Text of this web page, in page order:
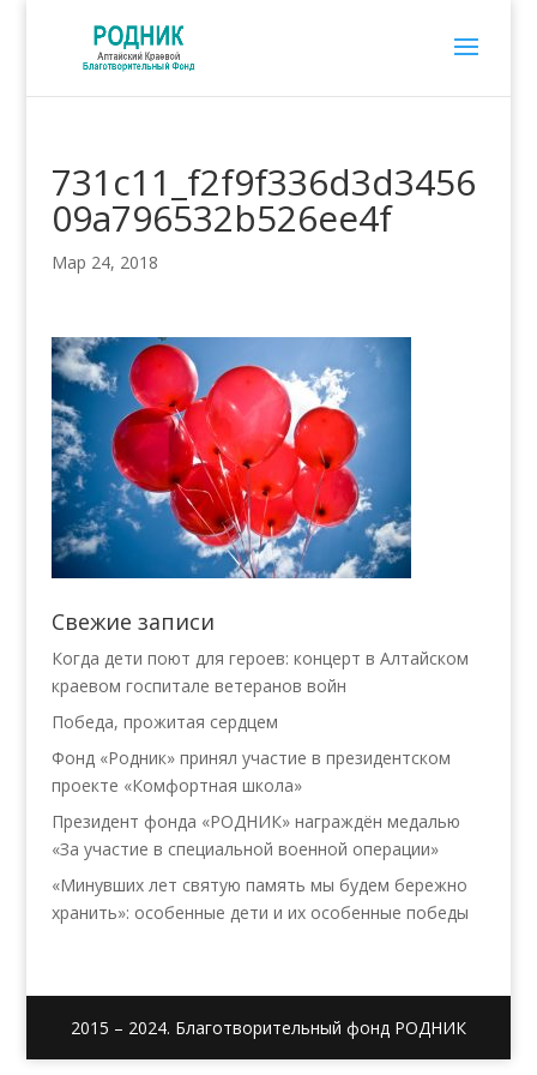
731c11_f2f9f336d3d3456
09a796532b526ee4f
Мар 24, 2018
Свежие записи
Когда дети поют для героев: концерт в Алтайском
краевом госпитале ветеранов войн
Победа, прожитая сердцем
Фонд «Родник» принял участие в президентском
проекте «Комфортная школа»
Президент фонда «РОДНИК» награждён медалью
«За участие в специальной военной операции»
«Минувших лет святую память мы будем бережно
хранить»: особенные дети и их особенные победы
2015 – 2024. Благотворительный фонд РОДНИК